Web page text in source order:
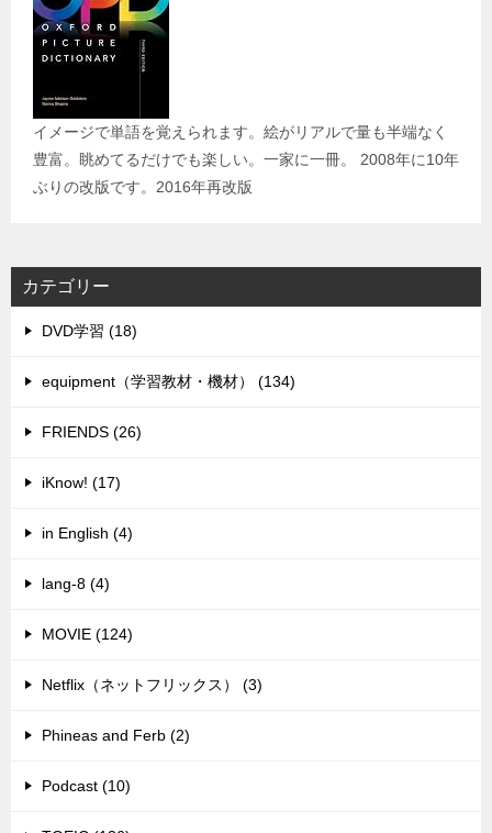
イメージで単語を覚えられます。絵がリアルで量も半端なく
豊富。眺めてるだけでも楽しい。一家に一冊。 2008年に10年
ぶりの改版です。2016年再改版
カテゴリー
DVD学習 (18)
equipment（学習教材・機材） (134)
FRIENDS (26)
iKnow! (17)
in English (4)
lang-8 (4)
MOVIE (124)
Netflix（ネットフリックス） (3)
Phineas and Ferb (2)
Podcast (10)